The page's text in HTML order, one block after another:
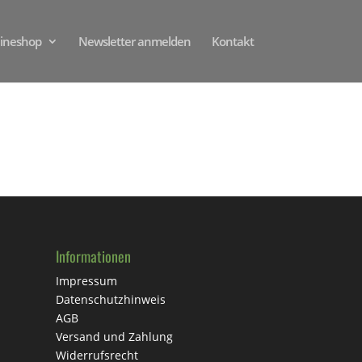
Newsletter anmelden Kontakt
Informationen
Impressum
Datenschutzhinweis
AGB
Versand und Zahlung
Widerrufsrecht